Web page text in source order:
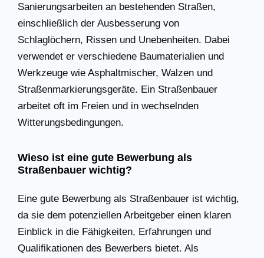
Sanierungsarbeiten an bestehenden Straßen,
einschließlich der Ausbesserung von
Schlaglöchern, Rissen und Unebenheiten. Dabei
verwendet er verschiedene Baumaterialien und
Werkzeuge wie Asphaltmischer, Walzen und
Straßenmarkierungsgeräte. Ein Straßenbauer
arbeitet oft im Freien und in wechselnden
Witterungsbedingungen.
Wieso ist eine gute Bewerbung als
Straßenbauer wichtig?
Eine gute Bewerbung als Straßenbauer ist wichtig,
da sie dem potenziellen Arbeitgeber einen klaren
Einblick in die Fähigkeiten, Erfahrungen und
Qualifikationen des Bewerbers bietet. Als